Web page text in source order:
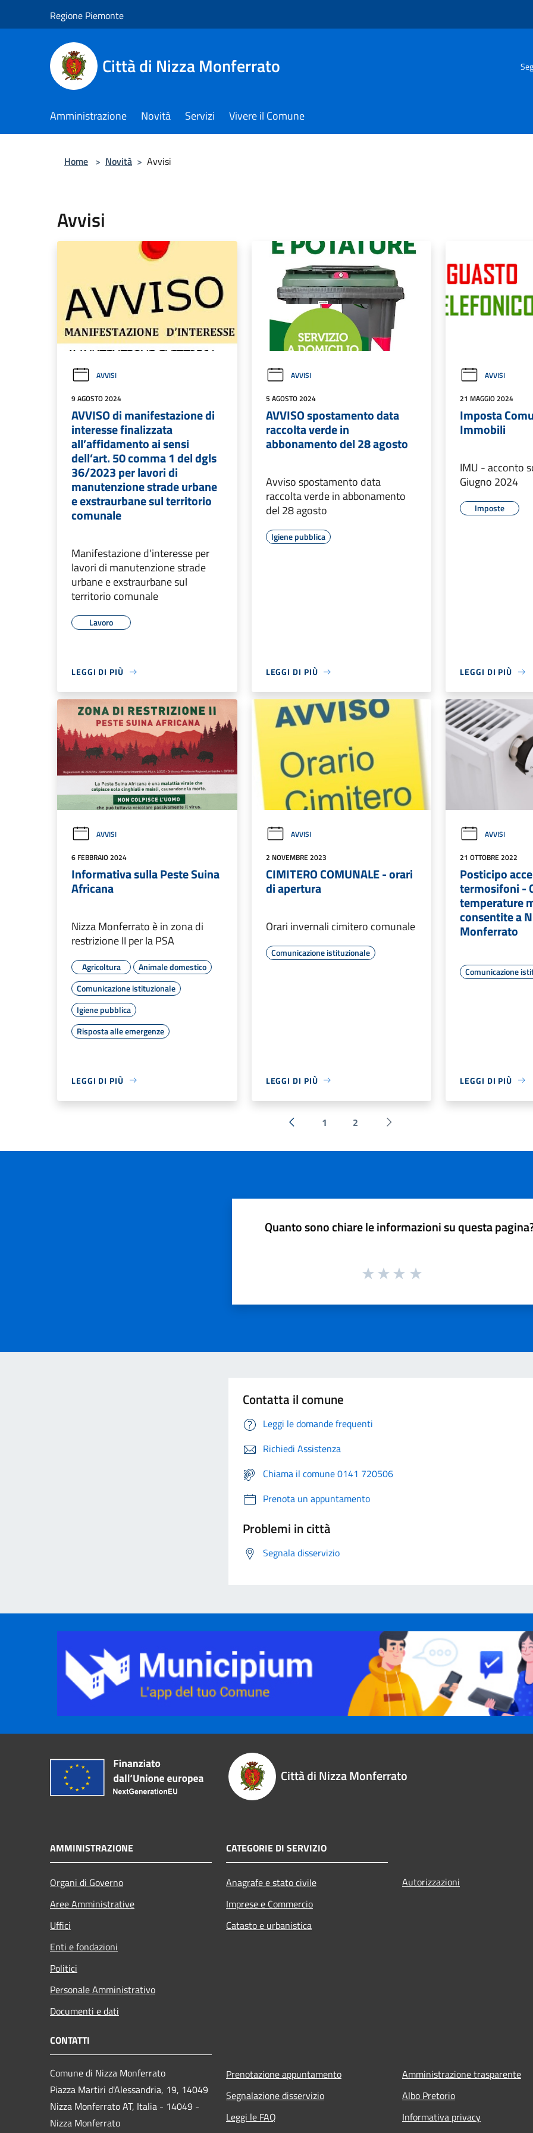
Regione Piemonte
Città di Nizza Monferrato
Amministrazione Novità Servizi Vivere il Comune
Home > Novità > Avvisi
Avvisi
AVVISI
9 AGOSTO 2024
AVVISO di manifestazione di
interesse finalizzata
all’affidamento ai sensi
dell’art. 50 comma 1 del dgls
36/2023 per lavori di
manutenzione strade urbane
e exstraurbane sul territorio
comunale
Manifestazione d'interesse per
lavori di manutenzione strade
urbane e exstraurbane sul
territorio comunale
Lavoro
LEGGI DI PIÙ
AVVISI
5 AGOSTO 2024
AVVISO spostamento data
raccolta verde in
abbonamento del 28 agosto
Avviso spostamento data
raccolta verde in abbonamento
del 28 agosto
Igiene pubblica
LEGGI DI PIÙ
AVVISI
21 MAGGIO 2024
Imposta
Immobili
IMU - acconto
Giugno 2024
Imposte
LEGGI DI PIÙ
AVVISI
6 FEBBRAIO 2024
Informativa sulla Peste Suina
Africana
Nizza Monferrato è in zona di
restrizione II per la PSA
Agricoltura
Animale domestico
Comunicazione istituzionale
Igiene pubblica
Risposta alle emergenze
LEGGI DI PIÙ
AVVISI
2 NOVEMBRE 2023
CIMITERO COMUNALE - orari
di apertura
Orari invernali cimitero comunale
Comunicazione istituzionale
LEGGI DI PIÙ
AVVISI
21 OTTOBRE 2022
Posticipo
termosifoni -
temperature
consentite a
Monferrato
Comunicazione
LEGGI DI PIÙ
« Precedente
1 2
Successiva »
Quanto sono chiare le informazioni su questa
Contatta il comune
Leggi le domande frequenti
Richiedi Assistenza
Chiama il comune 0141 720506
Prenota un appuntamento
Problemi in città
Segnala disservizio
Città di Nizza Monferrato
AMMINISTRAZIONE
Organi di Governo
Aree Amministrative
Uffici
Enti e fondazioni
Politici
Personale Amministrativo
Documenti e dati
CATEGORIE DI SERVIZIO
Anagrafe e stato civile
Imprese e Commercio
Catasto e urbanistica
Autorizzazioni
CONTATTI
Comune di Nizza Monferrato
Piazza Martiri d'Alessandria, 19, 14049
Nizza Monferrato AT, Italia - 14049 -
Nizza Monferrato
Prenotazione appuntamento
Segnalazione disservizio
Leggi le FAQ
Amministrazione trasparente
Albo Pretorio
Informativa privacy